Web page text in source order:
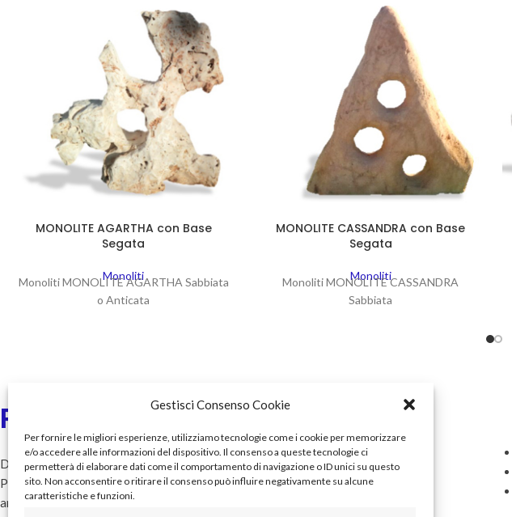
Gestisci Consenso Cookie
Per fornire le migliori esperienze, utilizziamo tecnologie come i cookie per memorizzare
e/o accedere alle informazioni del dispositivo. Il consenso a queste tecnologie ci
permetterà di elaborare dati come il comportamento di navigazione o ID unici su questo
sito. Non acconsentire o ritirare il consenso può influire negativamente su alcune
caratteristiche e funzioni.
MONOLITE AGARTHA con Base
Segata
Monoliti
Monoliti MONOLITE AGARTHA Sabbiata
o Anticata
MONOLITE CASSANDRA con Base
Segata
Monoliti
Monoliti MONOLITE CASSANDRA
Sabbiata
Pietre&Storia
Da 45 anni nel suggestivo mondo delle
Pietre insieme a tutti coloro che hanno
amato e tramandato le Vecchie
Menu
Home
Chi siamo
Catalogo